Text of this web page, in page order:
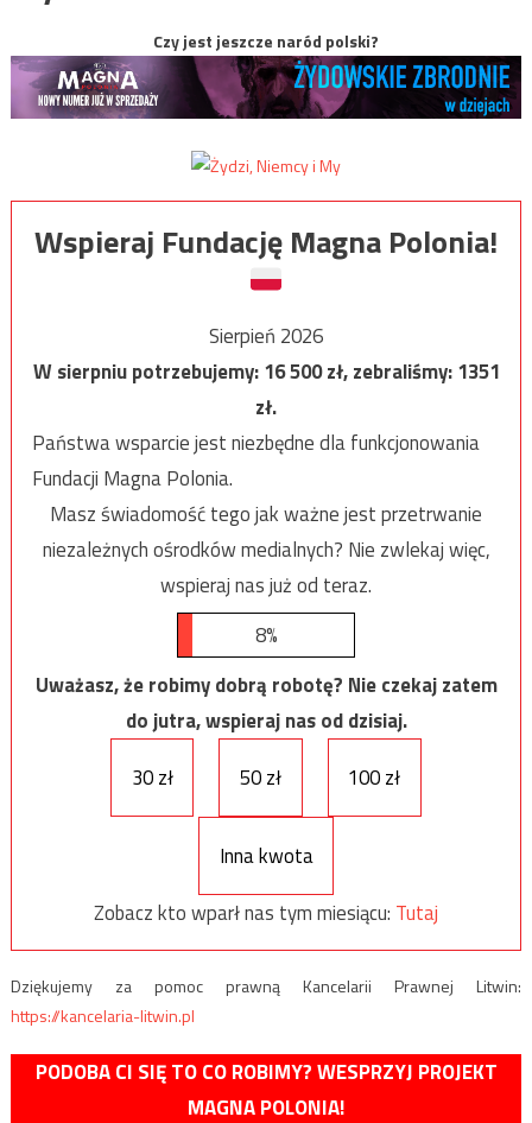
Czy jest jeszcze naród polski?
Wspieraj Fundację Magna Polonia!
Sierpień 2026
W sierpniu potrzebujemy:16 500zł, zebraliśmy:1351
zł.
Państwa wsparcie jest niezbędne dla funkcjonowania
Fundacji Magna Polonia.
Masz świadomość tego jak ważne jest przetrwanie
niezależnych ośrodków medialnych? Nie zwlekaj więc,
wspieraj nas już od teraz.
8%
Uważasz, że robimy dobrą robotę? Nie czekaj zatem
do jutra, wspieraj nas od dzisiaj.
30 zł
50 zł 100 zł
Inna kwota
Zobacz kto wparł nas tym miesiącu: Tutaj
Dziękujemy za pomoc prawną Kancelarii Prawnej Litwin:
https://kancelaria-litwin.pl
PODOBA CI SIĘ TO CO ROBIMY? WESPRZYJ PROJEKT
MAGNA POLONIA!